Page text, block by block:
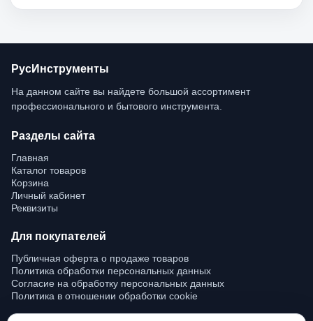
РусИнструменты
На данном сайте вы найдете большой ассортимент
профессионального и бытового инструмента.
Разделы сайта
Главная
Каталог товаров
Корзина
Личный кабинет
Реквизиты
Для покупателей
Публичная оферта о продаже товаров
Политика обработки персональных данных
Согласие на обработку персональных данных
Политика в отношении обработки cookie